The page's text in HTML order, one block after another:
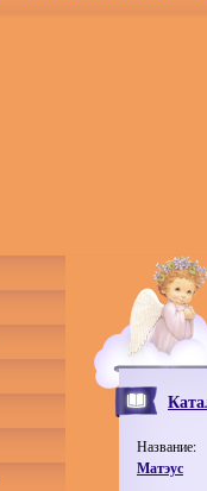
Название:
Матэус